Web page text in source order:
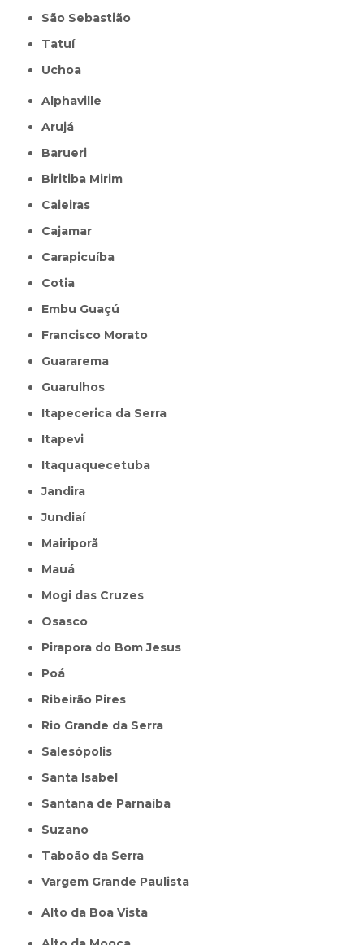
São Sebastião
Tatuí
Uchoa
Alphaville
Arujá
Barueri
Biritiba Mirim
Caieiras
Cajamar
Carapicuíba
Cotia
Embu Guaçú
Francisco Morato
Guararema
Guarulhos
Itapecerica da Serra
Itapevi
Itaquaquecetuba
Jandira
Jundiaí
Mairiporã
Mauá
Mogi das Cruzes
Osasco
Pirapora do Bom Jesus
Poá
Ribeirão Pires
Rio Grande da Serra
Salesópolis
Santa Isabel
Santana de Parnaíba
Suzano
Taboão da Serra
Vargem Grande Paulista
Alto da Boa Vista